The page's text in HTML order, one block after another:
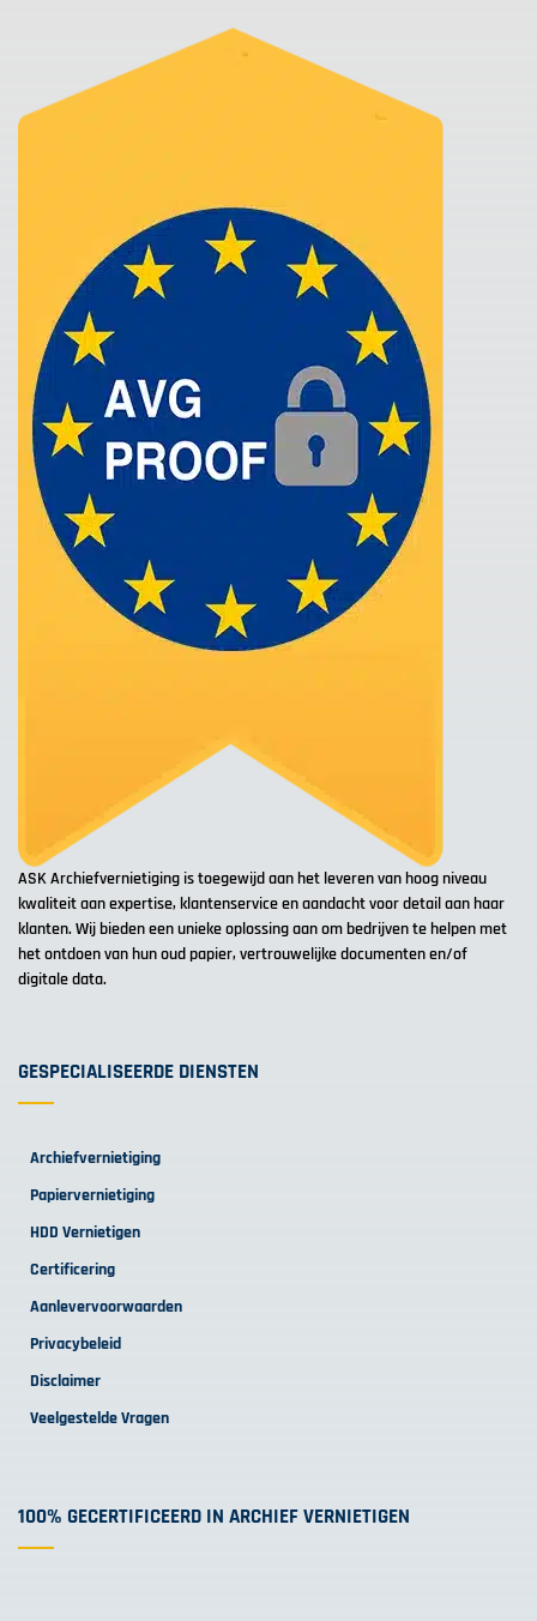
ASK Archiefvernietiging is toegewijd aan het leveren van hoog niveau
kwaliteit aan expertise, klantenservice en aandacht voor detail aan haar
klanten. Wij bieden een unieke oplossing aan om bedrijven te helpen met
het ontdoen van hun oud papier, vertrouwelijke documenten en/of
digitale data.
GESPECIALISEERDE DIENSTEN
Archiefvernietiging
Papiervernietiging
HDD Vernietigen
Certificering
Aanlevervoorwaarden
Privacybeleid
Disclaimer
Veelgestelde Vragen
100% GECERTIFICEERD IN ARCHIEF VERNIETIGEN